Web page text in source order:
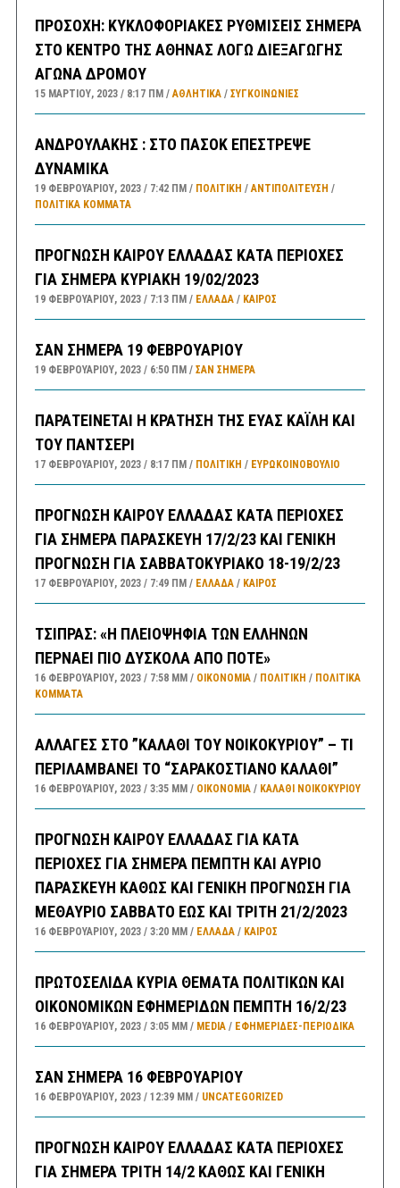
ΠΡΟΣΟΧΗ: ΚΥΚΛΟΦΟΡΙΑΚΕΣ ΡΥΘΜΙΣΕΙΣ ΣΗΜΕΡΑ
ΣΤΟ ΚΕΝΤΡΟ ΤΗΣ ΑΘΗΝΑΣ ΛΟΓΩ ΔΙΕΞΑΓΩΓΗΣ
ΑΓΩΝΑ ΔΡΟΜΟΥ
15 ΜΑΡΤΊΟΥ, 2023 8:17 ΠΜ ΑΘΛΗΤΙΚΑ/ ΣΥΓΚΟΙΝΩΝΊΕΣ
ΑΝΔΡΟΥΛΑΚΗΣ : ΣΤΟ ΠΑΣΟΚ ΕΠΕΣΤΡΕΨΕ
ΔΥΝΑΜΙΚΑ
19 ΦΕΒΡΟΥΑΡΊΟΥ, 2023 7:42 ΠΜ ΠΟΛΙΤΙΚΗ /ΑΝΤΙΠΟΛΊΤΕΥΣΗ /
ΠΟΛΙΤΙΚΆ ΚΌΜΜΑΤΑ
ΠΡΟΓΝΩΣΗ ΚΑΙΡΟΥ ΕΛΛΑΔΑΣ ΚΑΤΑ ΠΕΡΙΟΧΕΣ
ΓΙΑ ΣΗΜΕΡΑ ΚΥΡΙΑΚΗ 19/02/2023
19 ΦΕΒΡΟΥΑΡΊΟΥ, 2023 7:13 ΠΜ ΕΛΛΑΔA/ ΚΑΙΡΌΣ
ΣΑΝ ΣΗΜΕΡΑ 19 ΦΕΒΡΟΥΑΡΙΟΥ
19 ΦΕΒΡΟΥΑΡΊΟΥ, 2023 6:50 ΠΜ ΣΑΝ ΣΉΜΕΡΑ
ΠΑΡΑΤΕΙΝΕΤΑΙ Η ΚΡΑΤΗΣΗ ΤΗΣ ΕΥΑΣ ΚΑΪΛΗ ΚΑΙ
ΤΟΥ ΠΑΝΤΣΕΡΙ
17 ΦΕΒΡΟΥΑΡΊΟΥ, 2023 8:17 ΠΜ ΠΟΛΙΤΙΚΗ / ΕΥΡΩΚΟΙΝΟΒΟΥΛΙΟ
ΠΡΟΓΝΩΣΗ ΚΑΙΡΟΥ ΕΛΛΑΔΑΣ ΚΑΤΑ ΠΕΡΙΟΧΕΣ
ΓΙΑ ΣΗΜΕΡΑ ΠΑΡΑΣΚΕΥΗ 17/2/23 ΚΑΙ ΓΕΝΙΚΗ
ΠΡΟΓΝΩΣΗ ΓΙΑ ΣΑΒΒΑΤΟΚΥΡΙΑΚΟ 18-19/2/23
17 ΦΕΒΡΟΥΑΡΊΟΥ, 2023 7:49 ΠΜ ΕΛΛΑΔA/ ΚΑΙΡΌΣ
ΤΣΙΠΡΑΣ: «Η ΠΛΕΙΟΨΗΦΙΑ ΤΩΝ ΕΛΛΗΝΩΝ
ΠΕΡΝΑΕΙ ΠΙΟ ΔΥΣΚΟΛΑ ΑΠΟ ΠΟΤΕ»
16 ΦΕΒΡΟΥΑΡΊΟΥ, 2023 7:58 ΜΜ ΟΙΚΟΝΟΜΙΑ/ ΠΟΛΙΤΙΚΗ / ΠΟΛΙΤΙΚΆ
ΚΌΜΜΑΤΑ
ΑΛΛΑΓΕΣ ΣΤΟ ”ΚΑΛΑΘΙ ΤΟΥ ΝΟΙΚΟΚΥΡΙΟΥ” – ΤΙ
ΠΕΡΙΛΑΜΒΑΝΕΙ ΤΟ “ΣΑΡΑΚΟΣΤΙΑΝΟ ΚΑΛΑΘΙ”
16 ΦΕΒΡΟΥΑΡΊΟΥ, 2023 3:35 ΜΜ ΟΙΚΟΝΟΜΙΑ/ ΚΑΛΑΘΙ ΝΟΙΚΟΚΥΡΙΟΥ
ΠΡΟΓΝΩΣΗ ΚΑΙΡΟΥ ΕΛΛΑΔΑΣ ΓΙΑ ΚΑΤΑ
ΠΕΡΙΟΧΕΣ ΓΙΑ ΣΗΜΕΡΑ ΠΕΜΠΤΗ ΚΑΙ ΑΥΡΙΟ
ΠΑΡΑΣΚΕΥΗ ΚΑΘΩΣ ΚΑΙ ΓΕΝΙΚΗ ΠΡΟΓΝΩΣΗ ΓΙΑ
ΜΕΘΑΥΡΙΟ ΣΑΒΒΑΤΟ ΕΩΣ ΚΑΙ ΤΡΙΤΗ 21/2/2023
16 ΦΕΒΡΟΥΑΡΊΟΥ, 2023 3:20 ΜΜ ΕΛΛΑΔA/ ΚΑΙΡΌΣ
ΠΡΩΤΟΣΕΛΙΔΑ ΚΥΡΙΑ ΘΕΜΑΤΑ ΠΟΛΙΤΙΚΩΝ ΚΑΙ
ΟΙΚΟΝΟΜΙΚΩΝ ΕΦΗΜΕΡΙΔΩΝ ΠΕΜΠΤΗ 16/2/23
16 ΦΕΒΡΟΥΑΡΊΟΥ, 2023 3:05 ΜΜ MEDIA/ ΕΦΗΜΕΡΊΔΕΣ-ΠΕΡΙΟΔΙΚΆ
ΣΑΝ ΣΗΜΕΡΑ 16 ΦΕΒΡΟΥΑΡΙΟΥ
16 ΦΕΒΡΟΥΑΡΊΟΥ, 2023 12:39 ΜΜ UNCATEGORIZED
ΠΡΟΓΝΩΣΗ ΚΑΙΡΟΥ ΕΛΛΑΔΑΣ ΚΑΤΑ ΠΕΡΙΟΧΕΣ
ΓΙΑ ΣΗΜΕΡΑ ΤΡΙΤΗ 14/2 ΚΑΘΩΣ ΚΑΙ ΓΕΝΙΚΗ